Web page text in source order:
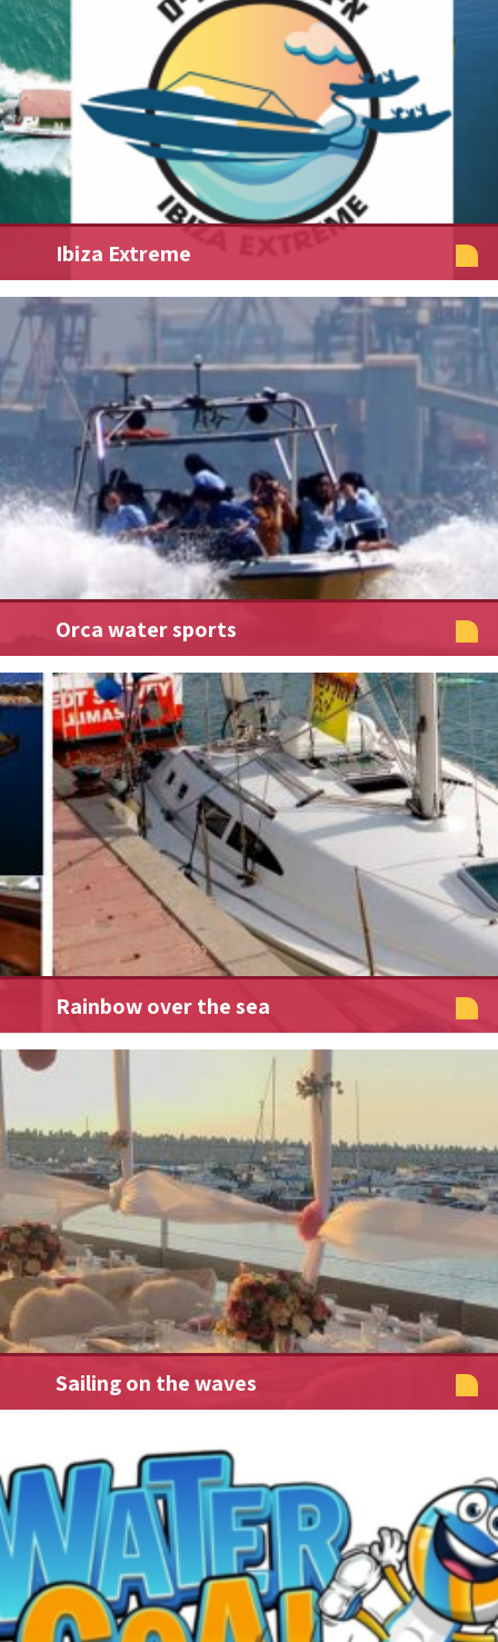
Ibiza Extreme
Orca water sports
Rainbow over the sea
Sailing on the waves